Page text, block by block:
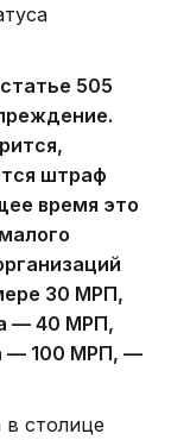
505
штраф
время это
30 МРП,
— 40 МРП,
— 100 МРП, —
столице